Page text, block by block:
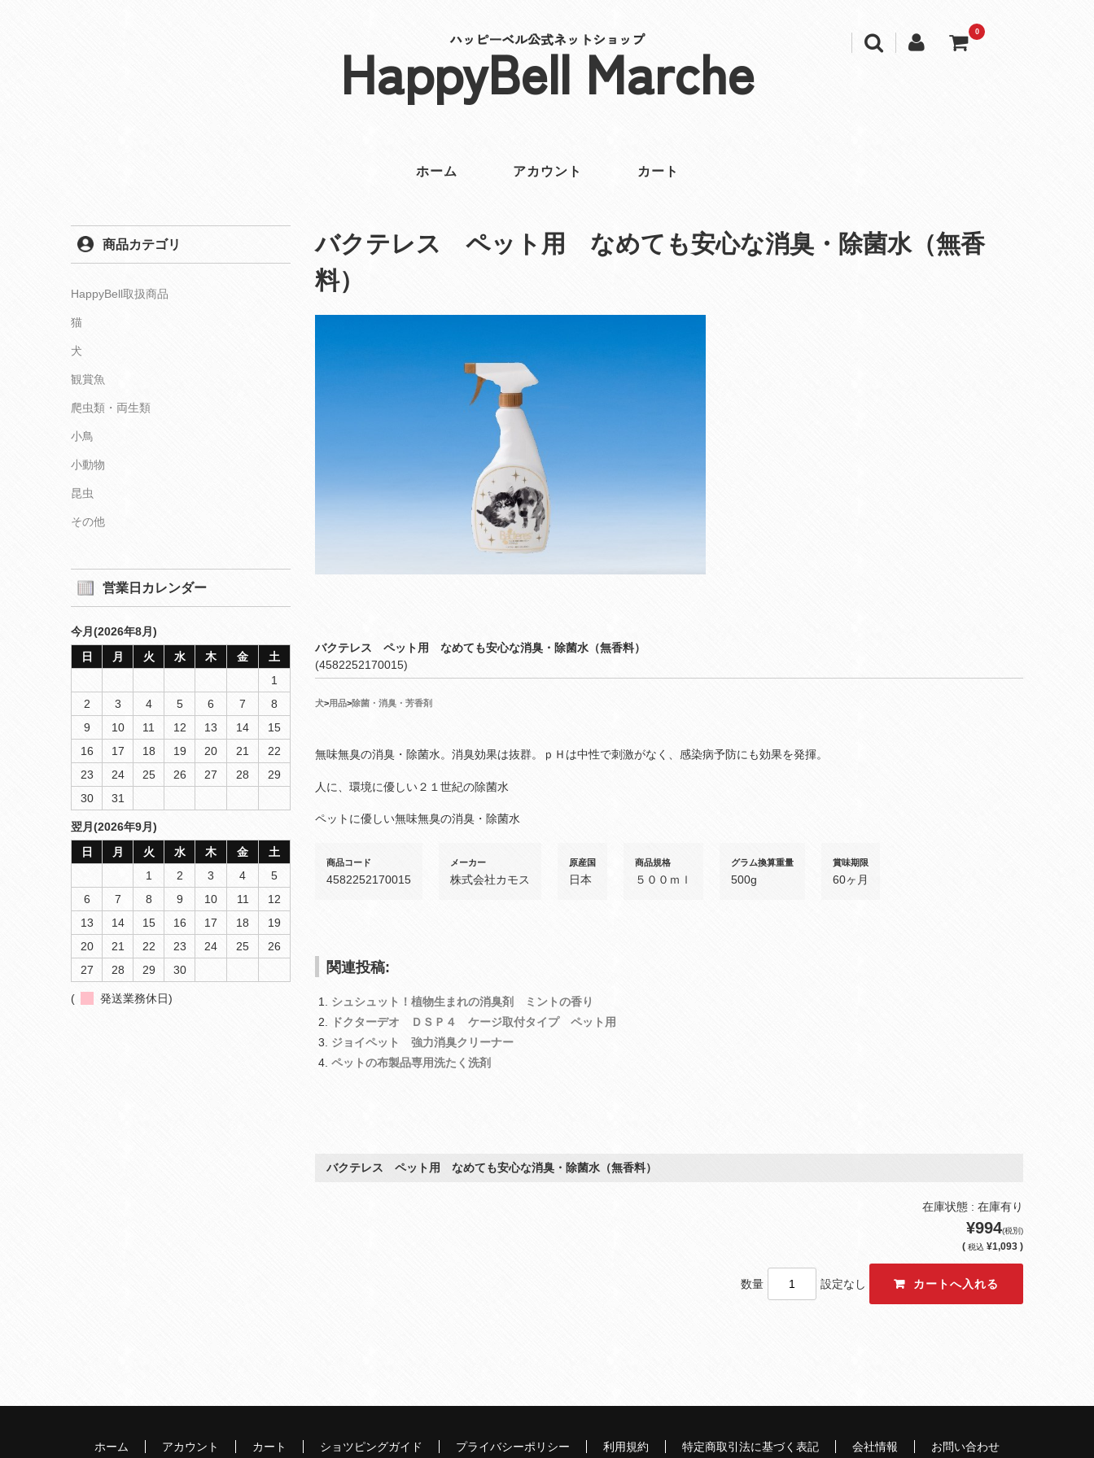
ハッピーベル公式ネットショップ
HappyBell Marche
0
ホーム アカウント カート
バクテレス ペット用 なめても安心な消臭・除菌水（無香
料）
バクテレス ペット用 なめても安心な消臭・除菌水（無香料）
(4582252170015)
犬>用品>除菌・消臭・芳香剤
無味無臭の消臭・除菌水。消臭効果は抜群。ｐＨは中性で刺激がなく、感染病予防にも効果を発揮。
人に、環境に優しい２１世紀の除菌水
ペットに優しい無味無臭の消臭・除菌水
商品コード
4582252170015
メーカー
株式会社カモス
原産国
日本
商品規格
５００ｍｌ
グラム換算重量
500g
賞味期限
60ヶ月
関連投稿:
シュシュット！植物生まれの消臭剤 ミントの香り
ドクターデオ ＤＳＰ４ ケージ取付タイプ ペット用
ジョイペット 強力消臭クリーナー
ペットの布製品専用洗たく洗剤
バクテレス ペット用 なめても安心な消臭・除菌水（無香料）
在庫状態 : 在庫有り
¥994(税別)
( 税込 ¥1,093 )
数量 設定なし
商品カテゴリ
HappyBell取扱商品
猫
犬
観賞魚
爬虫類・両生類
小鳥
小動物
昆虫
その他
営業日カレンダー
今月(2026年8月)
日
月 火 水 木 金
土
1
2
3 4 5 6 7
8
9
10 11 12 13 14
15
16
17 18 19 20 21
22
23
24 25 26 27 28
29
30
31
翌月(2026年9月)
日
月 火 水 木 金
土
1
2 3 4
5
6
7 8 9 10 11
12
13
14 15 16 17 18
19
20
21 22 23 24 25
26
27
28 29 30
( 発送業務休日)
ホーム アカウント カート ショツピングガイド プライバシーポリシー 利用規約 特定商取引法に基づく表記 会社情報 お問い合わせ